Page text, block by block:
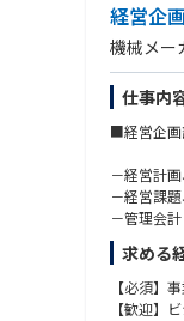
・業務の
経営企
機械メー
仕事内
■経営企画
－経営計
－経営課
－管理会
－海外グル
－その他
求める
【必須】
【歓迎】